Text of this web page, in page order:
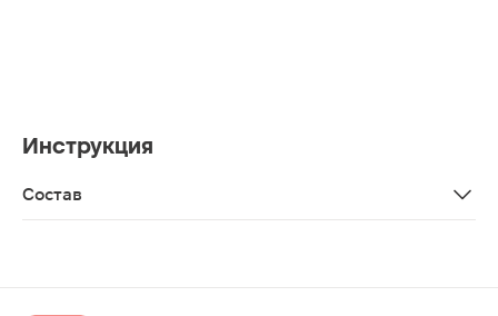
Инструкция
Состав